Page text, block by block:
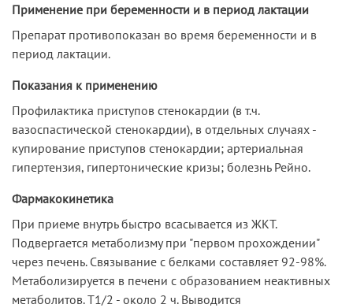
Применение при беременности и в период лактации
Препарат противопоказан во время беременности и в
период лактации.
Показания к применению
Профилактика приступов стенокардии (в т.ч.
вазоспастической стенокардии), в отдельных случаях -
купирование приступов стенокардии; артериальная
гипертензия, гипертонические кризы; болезнь Рейно.
Фармакокинетика
При приеме внутрь быстро всасывается из ЖКТ.
Подвергается метаболизму при "первом прохождении"
через печень. Связывание с белками составляет 92-98%.
Метаболизируется в печени с образованием неактивных
метаболитов. T1/2 - около 2 ч. Выводится